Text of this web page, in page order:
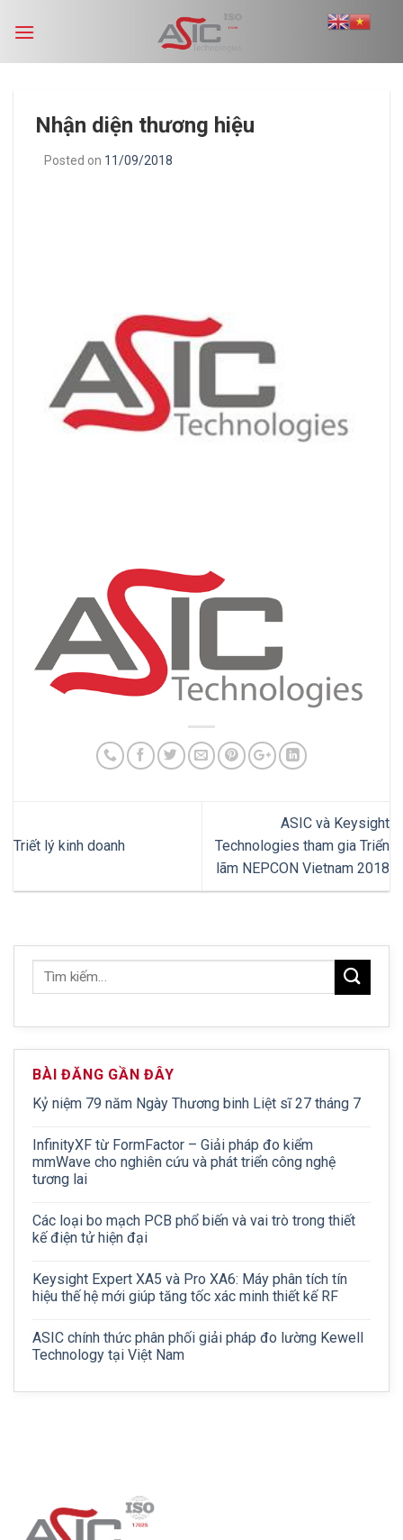
Nhận diện thương hiệu
Posted on 11/09/2018
Triết lý kinh doanh
ASIC và Keysight
Technologies tham gia Triển
lãm NEPCON Vietnam 2018
BÀI ĐĂNG GẦN ĐÂY
Kỷ niệm 79 năm Ngày Thương binh Liệt sĩ 27 tháng 7
InfinityXF từ FormFactor – Giải pháp đo kiểm
mmWave cho nghiên cứu và phát triển công nghệ
tương lai
Các loại bo mạch PCB phổ biến và vai trò trong thiết
kế điện tử hiện đại
Keysight Expert XA5 và Pro XA6: Máy phân tích tín
hiệu thế hệ mới giúp tăng tốc xác minh thiết kế RF
ASIC chính thức phân phối giải pháp đo lường Kewell
Technology tại Việt Nam